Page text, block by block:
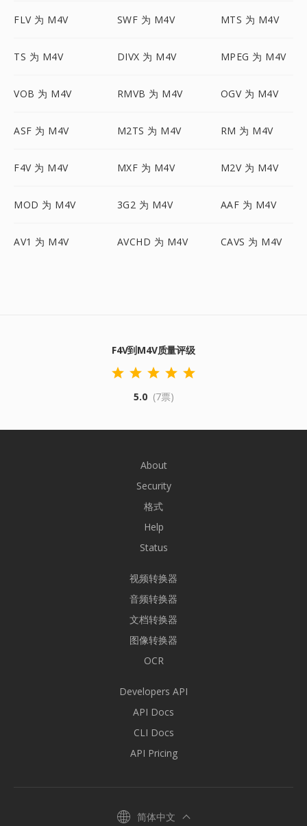
FLV 为 M4V SWF 为 M4V MTS 为 M4V
TS 为 M4V DIVX 为 M4V MPEG 为 M4V
VOB 为 M4V RMVB 为 M4V OGV 为 M4V
ASF 为 M4V M2TS 为 M4V RM 为 M4V
F4V 为 M4V MXF 为 M4V M2V 为 M4V
MOD 为 M4V 3G2 为 M4V AAF 为 M4V
AV1 为 M4V AVCHD 为 M4V CAVS 为 M4V
F4V到M4V质量评级
5.0 (7票)
About
Security
格式
Help
Status
视频转换器
音频转换器
文档转换器
图像转换器
OCR
Developers API
API Docs
CLI Docs
API Pricing
简体中文